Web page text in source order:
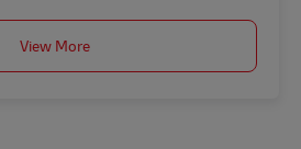
View More